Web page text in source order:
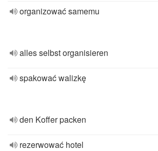
organizować samemu
alles selbst organisieren
spakować walizkę
den Koffer packen
rezerwować hotel